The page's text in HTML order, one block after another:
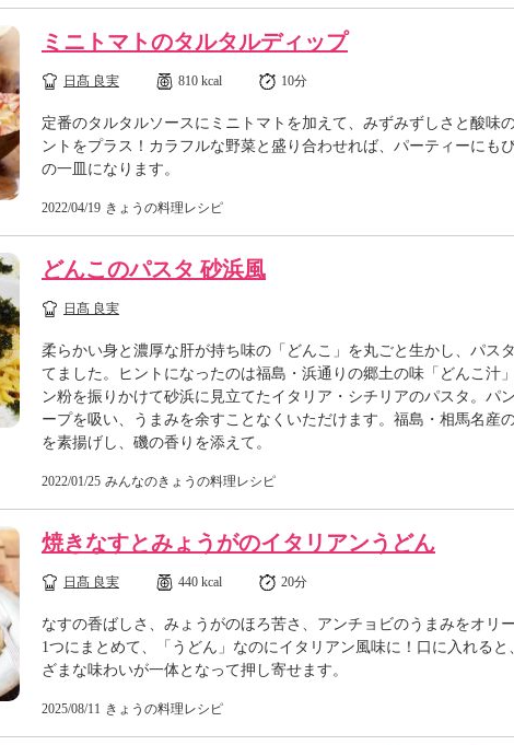
ミニトマトのタルタルディップ
日髙 良実 810 kcal 10分
定番のタルタルソースにミニトマトを加えて、みずみずしさと酸味
ントをプラス！カラフルな野菜と盛り合わせれば、パーティーにも
の一皿になります。
2022/04/19 きょうの料理レシピ
どんこのパスタ 砂浜風
日髙 良実
柔らかい身と濃厚な肝が持ち味の「どんこ」を丸ごと生かし、パス
てました。ヒントになったのは福島・浜通りの郷土の味「どんこ汁
ン粉を振りかけて砂浜に見立てたイタリア・シチリアのパスタ。パ
ープを吸い、うまみを余すことなくいただけます。福島・相馬名産
を素揚げし、磯の香りを添えて。
2022/01/25 みんなのきょうの料理レシピ
焼きなすとみょうがのイタリアンうどん
日髙 良実 440 kcal 20分
なすの香ばしさ、みょうがのほろ苦さ、アンチョビのうまみをオリ
1つにまとめて、「うどん」なのにイタリアン風味に！口に入れると
ざまな味わいが一体となって押し寄せます。
2025/08/11 きょうの料理レシピ